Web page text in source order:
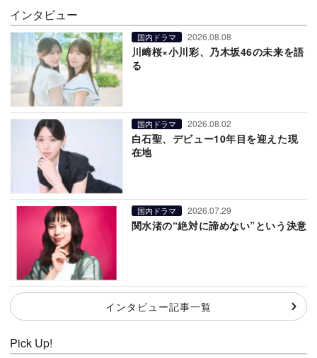
インタビュー
国内ドラマ 2026.08.08
川﨑桜×小川彩、乃木坂46の未来を語
る
国内ドラマ 2026.08.02
白石聖、デビュー10年目を迎えた現
在地
国内ドラマ 2026.07.29
関水渚の“絶対に諦めない”という決意
インタビュー記事一覧
Pick Up!